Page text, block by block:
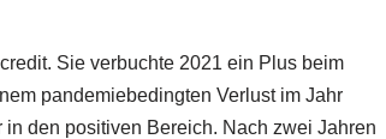
Sie verbuchte 2021 ein Plus beim
pandemiebedingten Verlust im Jahr
den positiven Bereich. Nach zwei Jahren